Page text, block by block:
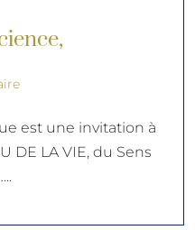
est une invitation à
DE LA VIE, du Sens